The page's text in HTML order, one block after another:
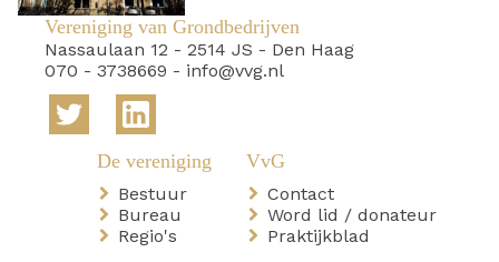
Vereniging van Grondbedrijven
Nassaulaan 12 - 2514 JS - Den Haag
070 - 3738669 - info@vvg.nl
Bestuur
Bureau
Regio's
Contact
Word lid / donateur
Praktijkblad